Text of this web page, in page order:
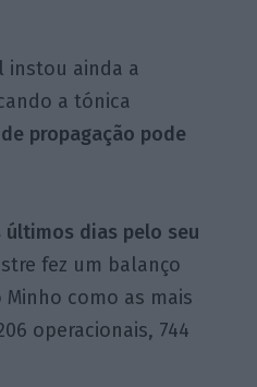
instou ainda a
a tónica
propagação pode
dias pelo seu
fez um balanço
como as mais
operacionais, 744